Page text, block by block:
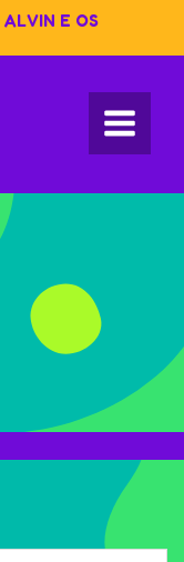
ALVIN E OS